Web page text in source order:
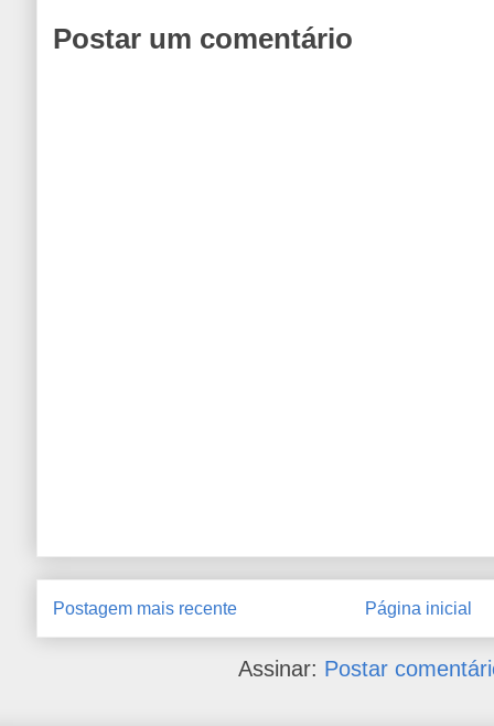
Postar um comentário
Postagem mais recente Página inicial
Assinar: Postar